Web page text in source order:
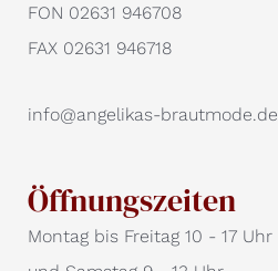
FON 02631 946708
FAX 02631 946718
info@angelikas-brautmode.de
Öffnungszeiten
Montag bis Freitag 10 - 17 Uhr